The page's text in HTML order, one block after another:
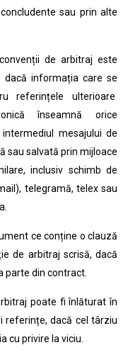
sau prin alte
de arbitraj este
dacă informația care se
referințele ulterioare
înseamnă orice
mesajului de
sau salvată prin mijloace
inclusiv schimb de
telegramă, telex sau
ce conține o clauză
de arbitraj scrisă, dacă
parte din contract.
poate fi înlăturat în
referințe, dacă cel târziu
cu privire la viciu.